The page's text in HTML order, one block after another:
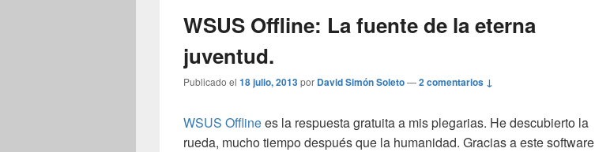
WSUS Offline: La fuente de la eterna
juventud.
Publicado el 18 julio, 2013por David Simón Soleto—2 comentarios ↓
WSUS Offlinees la respuesta gratuita a mis plegarias. He descubierto la
rueda, mucho tiempo después que la humanidad. Gracias a este software